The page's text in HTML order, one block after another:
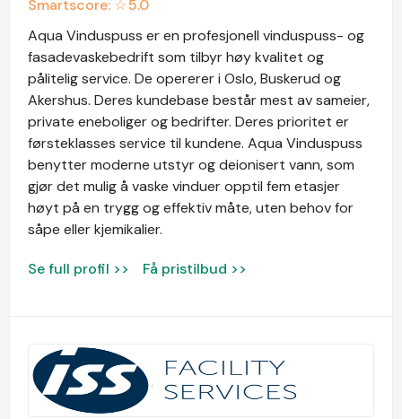
Smartscore: ☆5.0
Aqua Vinduspuss er en profesjonell vinduspuss- og
fasadevaskebedrift som tilbyr høy kvalitet og
pålitelig service. De opererer i Oslo, Buskerud og
Akershus. Deres kundebase består mest av sameier,
private eneboliger og bedrifter. Deres prioritet er
førsteklasses service til kundene. Aqua Vinduspuss
benytter moderne utstyr og deionisert vann, som
gjør det mulig å vaske vinduer opptil fem etasjer
høyt på en trygg og effektiv måte, uten behov for
såpe eller kjemikalier.
Se full profil >> Få pristilbud >>